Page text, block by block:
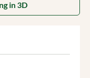
in 3D